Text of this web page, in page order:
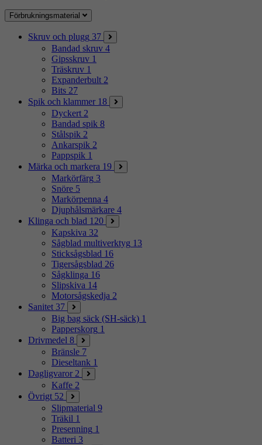
Förbrukningsmaterial
Skruv och plugg 37
Bandad skruv 4
Gipsskruv 1
Träskruv 1
Expanderbult 2
Bits 27
Spik och klammer 18
Dyckert 2
Bandad spik 8
Stålspik 2
Ankarspik 2
Pappspik 1
Märka och markera 19
Markörfärg 3
Snöre 5
Markörpenna 4
Djuphålsmärkare 4
Klinga och blad 120
Kapskiva 32
Sågblad multiverktyg 13
Sticksågsblad 16
Tigersågsblad 26
Sågklinga 16
Slipskiva 14
Motorsågskedja 2
Sanitet 37
Big bag säck (SH-säck) 1
Papperskorg 1
Drivmedel 8
Bränsle 7
Dieseltank 1
Dagligvaror 2
Kaffe 2
Övrigt 52
Slipmaterial 9
Träkil 1
Presenning 1
Batteri 3